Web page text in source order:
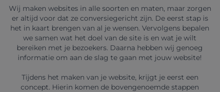
Wij maken websites in alle soorten en maten, maar zorgen
er altijd voor dat ze conversiegericht zijn. De eerst stap is
het in kaart brengen van al je wensen. Vervolgens bepalen
we samen wat het doel van de site is en wat je wilt
bereiken met je bezoekers. Daarna hebben wij genoeg
informatie om aan de slag te gaan met jouw website!
Tijdens het maken van je website, krijgt je eerst een
concept. Hierin komen de bovengenoemde stappen